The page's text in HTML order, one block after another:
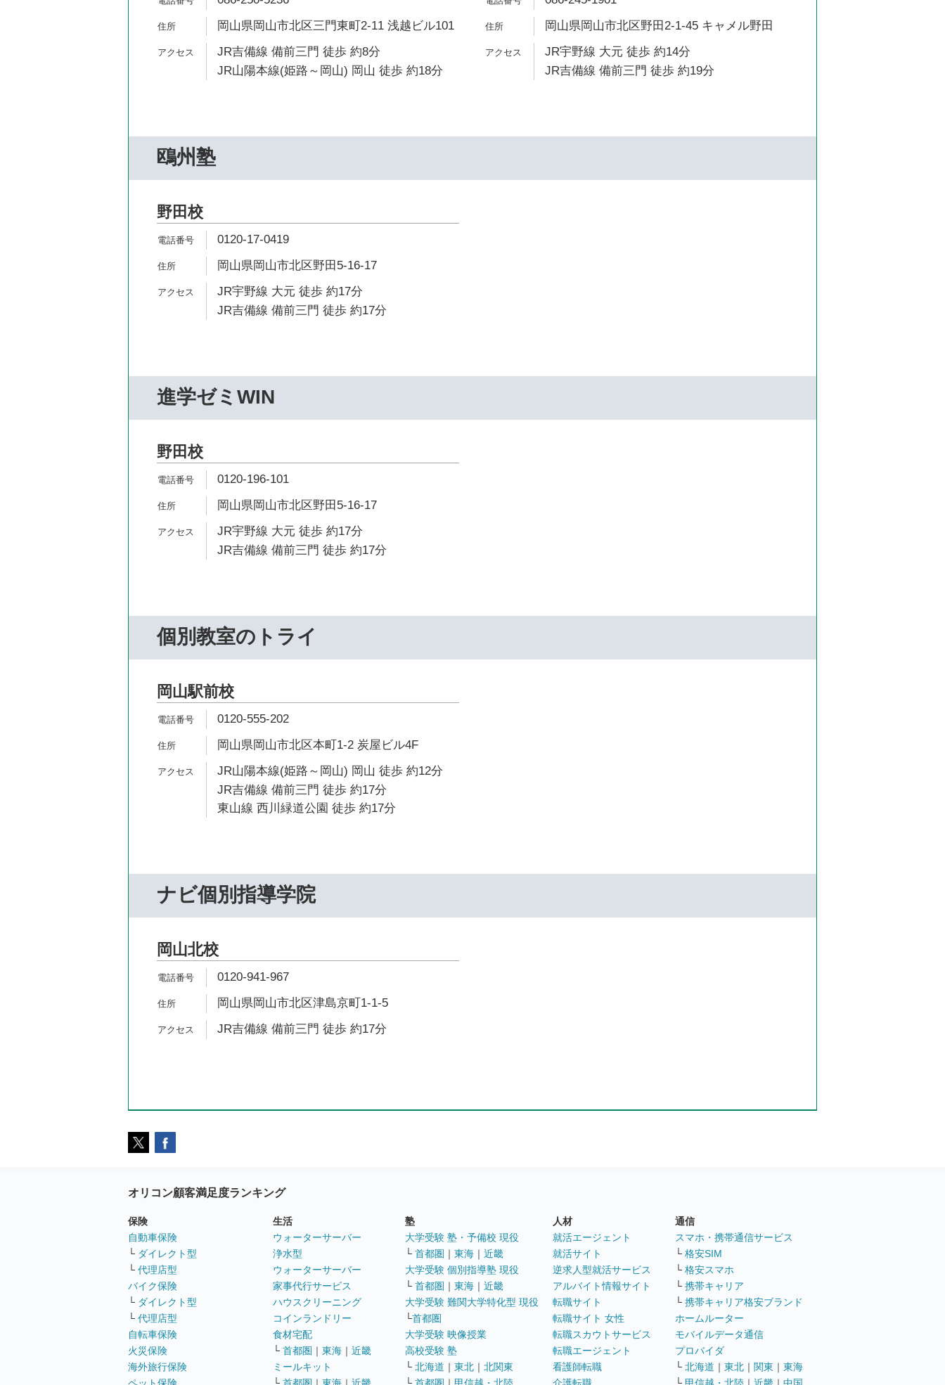
岡山県岡山市北区三門東町2-11 浅越ビル101
JR吉備線 備前三門 徒歩 約8分
JR山陽本線(姫路～岡山) 岡山 徒歩 約18分
岡山県岡山市北区野田2-1-45 キャメル野田
JR宇野線 大元 徒歩 約14分
JR吉備線 備前三門 徒歩 約19分
鴎州塾
野田校
0120-17-0419
岡山県岡山市北区野田5-16-17
JR宇野線 大元 徒歩 約17分
JR吉備線 備前三門 徒歩 約17分
進学ゼミWIN
野田校
0120-196-101
岡山県岡山市北区野田5-16-17
JR宇野線 大元 徒歩 約17分
JR吉備線 備前三門 徒歩 約17分
個別教室のトライ
岡山駅前校
0120-555-202
岡山県岡山市北区本町1-2 炭屋ビル4F
JR山陽本線(姫路～岡山) 岡山 徒歩 約12分
JR吉備線 備前三門 徒歩 約17分
東山線 西川緑道公園 徒歩 約17分
ナビ個別指導学院
岡山北校
0120-941-967
岡山県岡山市北区津島京町1-1-5
JR吉備線 備前三門 徒歩 約17分
オリコン顧客満足度ランキング
保険
自動車保険
└ ダイレクト型
└ 代理店型
バイク保険
└ ダイレクト型
└ 代理店型
自転車保険
火災保険
海外旅行保険
生活
ウォーターサーバー
浄水型
ウォーターサーバー
家事代行サービス
ハウスクリーニング
コインランドリー
食材宅配
└ 首都圏 ｜ 東海 ｜ 近畿
ミールキット
塾
大学受験 塾・予備校 現役
└ 首都圏 ｜ 東海 ｜ 近畿
大学受験 個別指導塾 現役
└ 首都圏 ｜ 東海 ｜ 近畿
大学受験 難関大学特化型 現役
└首都圏
大学受験 映像授業
高校受験 塾
└ 北海道 ｜ 東北 ｜ 北関東
人材
就活エージェント
就活サイト
逆求人型就活サービス
アルバイト情報サイト
転職サイト
転職サイト 女性
転職スカウトサービス
転職エージェント
看護師転職
通信
スマホ・携帯通信サービス
└ 格安SIM
└ 格安スマホ
└ 携帯キャリア
└ 携帯キャリア格安ブランド
ホームルーター
モバイルデータ通信
プロバイダ
└ 北海道 ｜ 東北 ｜ 関東 ｜ 東海